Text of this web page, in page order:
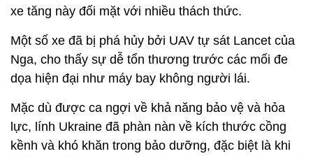
xe tăng này đối mặt với nhiều thách thức.
Một số xe đã bị phá hủy bởi UAV tự sát Lancet của
Nga, cho thấy sự dễ tổn thương trước các mối đe
dọa hiện đại như máy bay không người lái.
Mặc dù được ca ngợi về khả năng bảo vệ và hỏa
lực, lính Ukraine đã phàn nàn về kích thước cồng
kềnh và khó khăn trong bảo dưỡng, đặc biệt là khi